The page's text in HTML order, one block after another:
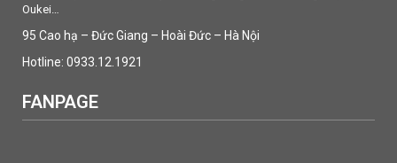
Oukei…
95 Cao hạ – Đức Giang – Hoài Đức – Hà Nội
Hotline: 0933.12.1921
FANPAGE